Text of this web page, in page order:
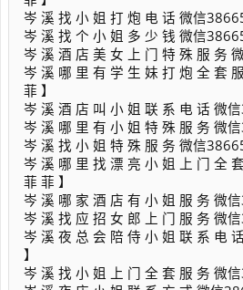
岑 溪 找 小 姐 打 炮 电 话 微信
岑 溪 找 个 小 姐 多 少 钱 微信
岑 溪 酒 店 美 女 上 门 特 殊 服 务
岑 溪 哪 里 有 学 生 妹 打 炮 全 套
菲 】
岑 溪 酒 店 叫 小 姐 联 系 电 话 微
岑 溪 哪 里 有 小 姐 特 殊 服 务 微
岑 溪 找 小 姐 特 殊 服 务 微信
岑 溪 哪 里 找 漂 亮 小 姐 上 门 全
菲 菲 】
岑 溪 哪 家 酒 店 有 小 姐 服 务 微
岑 溪 找 应 招 女 郎 上 门 服 务 微
岑 溪 夜 总 会 陪 侍 小 姐 联 系 电
】
岑 溪 找 小 姐 上 门 全 套 服 务 微